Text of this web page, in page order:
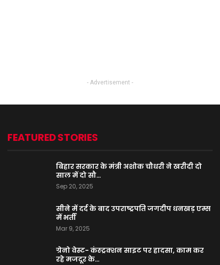
- Advertisement -
FEATURED STORIES
बिहार सरकार के मंत्री अशोक चौधरी ने खरीदी दो
साल में दो सौ…
Sep 20, 2025
सीने में दर्द के बाद उपराष्ट्रपति जगदीप धनखड़ एम्स
में भर्ती
Mar 9, 2025
ग्रेनो वेस्ट- कंस्ट्रक्शन साइट पर हादसा, काम कर
रहे मजदूर के…